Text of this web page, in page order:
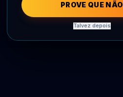
PROVE QUE NÃO
Talvez depois